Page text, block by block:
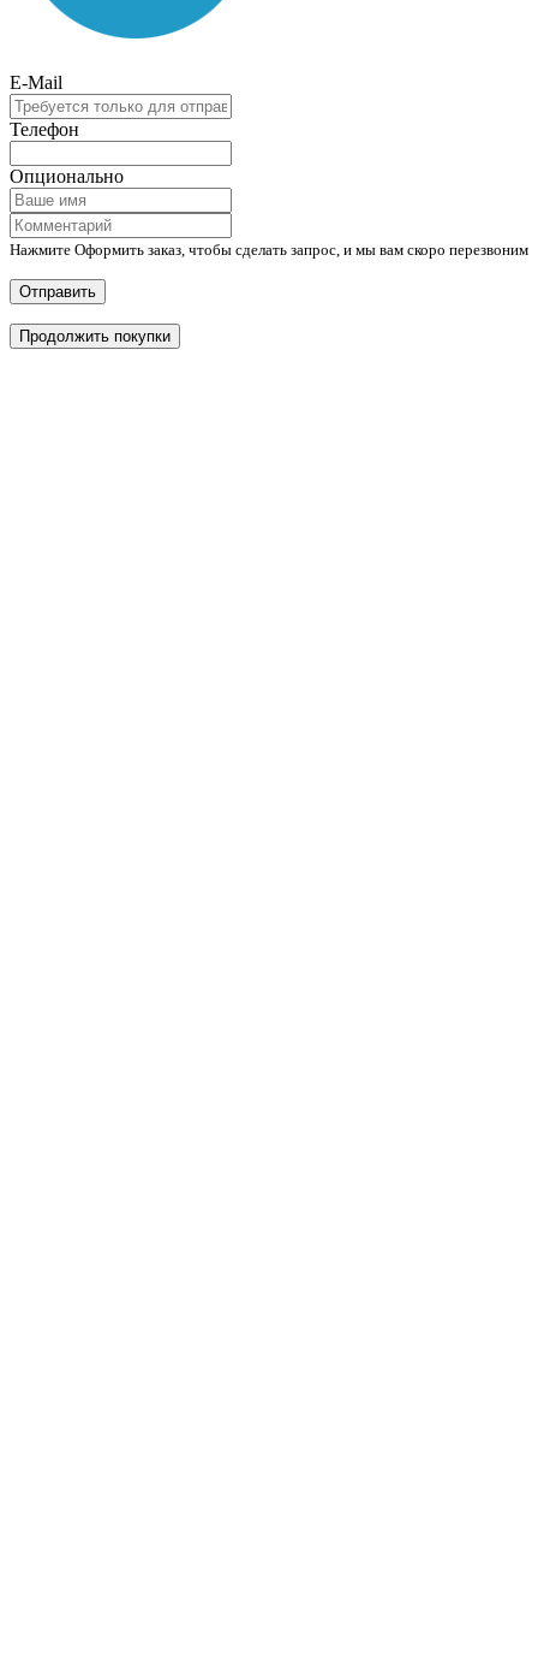
E-Mail
Телефон
Опционально
Нажмите Оформить заказ, чтобы сделать запрос, и мы вам скоро перезвоним
Отправить
Продолжить покупки